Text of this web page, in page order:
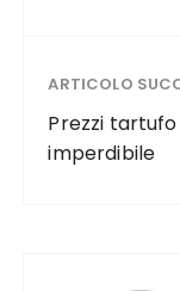
ARTICOLO
Prezzi
imperdibile